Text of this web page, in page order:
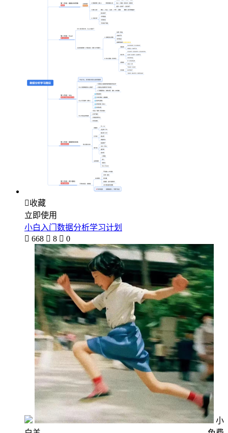
收藏
立即使用
小白入门数据分析学习计划
 668  8  0
小